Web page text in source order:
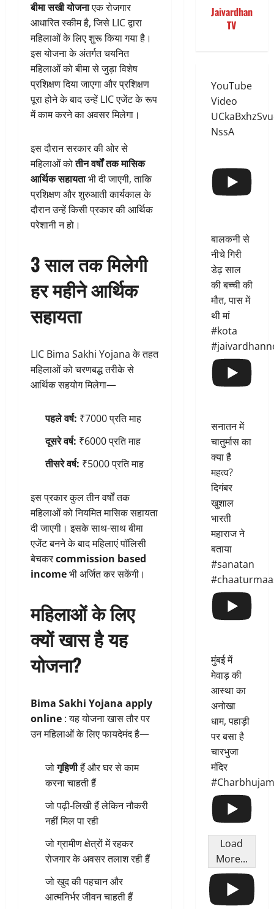
बीमा सखी योजनाएक रोजगार
आधारित स्कीम है, जिसे LIC द्वारा
महिलाओं के लिए शुरू किया गया है।
इस योजना के अंतर्गत चयनित
महिलाओं को बीमा से जुड़ा विशेष
प्रशिक्षण दिया जाएगा और प्रशिक्षण
पूरा होने के बाद उन्हें LIC एजेंट के रूप
में काम करने का अवसर मिलेगा।
इस दौरान सरकार की ओर से
महिलाओं कोतीन वर्षों तक मासिक
आर्थिक सहायताभी दी जाएगी, ताकि
प्रशिक्षण और शुरुआती कार्यकाल के
दौरान उन्हें किसी प्रकार की आर्थिक
परेशानी न हो।
3 साल तक मिलेगी
हर महीने आर्थिक
सहायता
LIC Bima Sakhi Yojana के तहत
महिलाओं को चरणबद्ध तरीके से
आर्थिक सहयोग मिलेगा—
पहले वर्ष: ₹7000 प्रति माह
दूसरे वर्ष: ₹6000 प्रति माह
तीसरे वर्ष: ₹5000 प्रति माह
इस प्रकार कुल तीन वर्षों तक
महिलाओं को नियमित मासिक सहायता
दी जाएगी। इसके साथ-साथ बीमा
एजेंट बनने के बाद महिलाएं पॉलिसी
बेचकरcommission based
incomeभी अर्जित कर सकेंगी।
महिलाओं के लिए
क्यों खास है यह
योजना?
Bima Sakhi Yojana apply
online : यह योजना खास तौर पर
उन महिलाओं के लिए फायदेमंद है—
जोगृहिणीहैं और घर से काम
करना चाहती हैं
जो पढ़ी-लिखी हैं लेकिन नौकरी
नहीं मिल पा रही
जो ग्रामीण क्षेत्रों में रहकर
रोजगार के अवसर तलाश रही हैं
जो खुद की पहचान और
आत्मनिर्भर जीवन चाहती हैं
Jaivardhan
TV
YouTube
Video
NssA
बालकनी से
नीचे गिरी
डेढ़ साल
की बच्ची की
मौत, पास में
थी मां
#kota
सनातन में
चातुर्मास का
क्या है
महत्व?
दिगंबर
खुशाल
भारती
महाराज ने
बताया
#sanatan
मुंबई में
मेवाड़ की
आस्था का
अनोखा
धाम, पहाड़ी
पर बसा है
चारभुजा
मंदिर
Load
More...